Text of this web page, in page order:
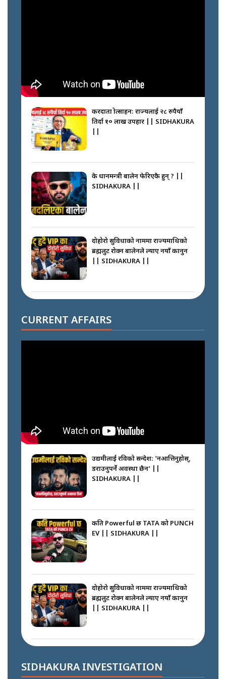
करदाता प्रोत्साहन: राज्यलाई २८ रुपैयाँ
तिर्दा १० लाख उपहार || SIDHAKURA
के प्रधानमन्त्री बालेन फेरिएकै हुन् ? ||
SIDHAKURA ||
दोहोरो सुविधाको नाममा राज्यमाथिको
ब्रह्मलुट रोक्न बालेनले ल्याए नयाँ कानुन
|| SIDHAKURA ||
आरोहीहरू | Record-breaking
climbers who set foot with
नभाँडिएको सद्भाव : कप्तानगञ्जबाट
सल्किएको आगो निभाउनेहरू ||
SIDHAKURA || THE REPORTER
||
बदलेका ‘निम्स दाई’ || SIDHAKURA
||
आगो निभाउने कि तेल थप्ने ? WHATS
HAPPENING IN MADHESH ? ||
भयो ? के के भयो ? || SUNSARI
CURRENT AFFAIRS
उद्यमीलाई रविको सन्देश: 'नआत्तिनुहोस्,
डराउनुपर्ने अवस्था छैन’ ||
SIDHAKURA ||
कति Powerful छ TATA को PUNCH
EV || SIDHAKURA ||
दोहोरो सुविधाको नाममा राज्यमाथिको
ब्रह्मलुट रोक्न बालेनले ल्याए नयाँ कानुन
|| SIDHAKURA ||
भन्छन् स्थानीय ? || SIDHAKURA ||
SIDHAKURA INVESTIGATION